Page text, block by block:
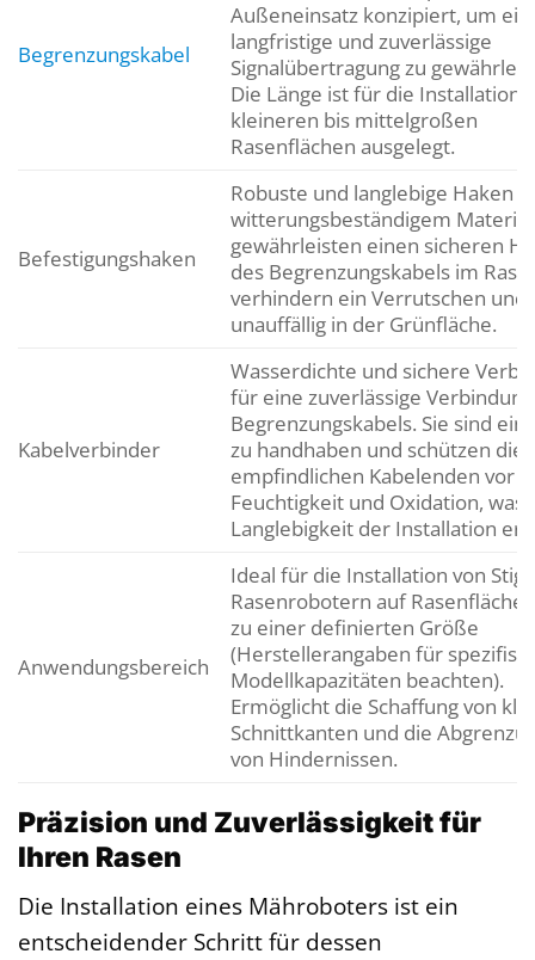
Begrenzungskabel
Außeneinsatz konzipiert, um
langfristige und zuverlässige
Signalübertragung zu
Die Länge ist für die Installation
kleineren bis mittelgroßen
Rasenflächen ausgelegt.
Befestigungshaken
Robuste und langlebige Haken
witterungsbeständigem
gewährleisten einen sicheren
des Begrenzungskabels im
verhindern ein Verrutschen und
unauffällig in der Grünfläche.
Kabelverbinder
Wasserdichte und sichere
für eine zuverlässige
Begrenzungskabels. Sie sind
zu handhaben und schützen die
empfindlichen Kabelenden vor
Feuchtigkeit und Oxidation, was
Langlebigkeit der Installation
Anwendungsbereich
Ideal für die Installation von
Rasenrobotern auf
zu einer definierten Größe
(Herstellerangaben für
Modellkapazitäten beachten).
Ermöglicht die Schaffung von
Schnittkanten und die
von Hindernissen.
Präzision und Zuverlässigkeit für
Ihren Rasen
Die Installation eines Mähroboters ist ein
entscheidender Schritt für dessen